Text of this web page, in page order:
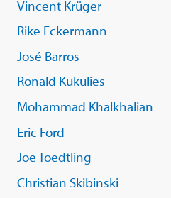
Vincent Krüger
Rike Eckermann
José Barros
Ronald Kukulies
Mohammad Khalkhalian
Eric Ford
Joe Toedtling
Christian Skibinski